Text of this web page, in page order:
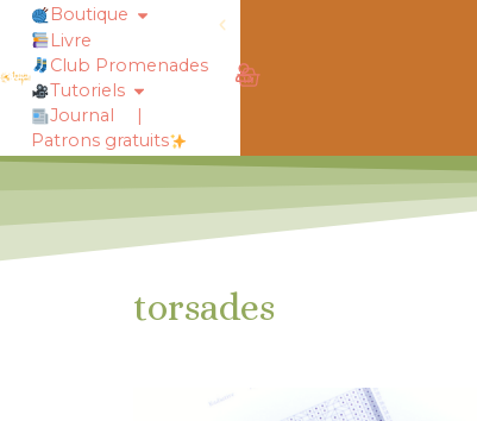
obtiens 20% de réduction
Boutique
Livre
Club Promenades
Tutoriels
Journal
|
Patrons gratuits
torsades